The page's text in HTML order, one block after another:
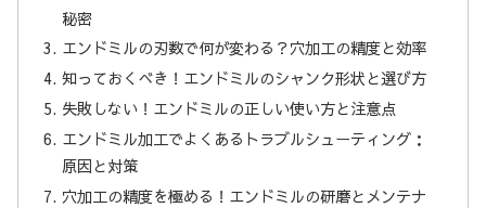
秘密
エンドミルの刃数で何が変わる？穴加工の精度と効率
知っておくべき！エンドミルのシャンク形状と選び方
失敗しない！エンドミルの正しい使い方と注意点
エンドミル加工でよくあるトラブルシューティング：
原因と対策
穴加工の精度を極める！エンドミルの研磨とメンテナ